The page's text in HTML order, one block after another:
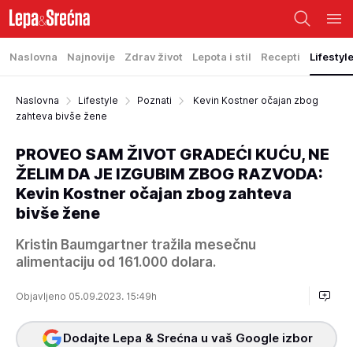
Naslovna Najnovije Zdrav život Lepota i stil Recepti Lifestyle
Naslovna Lifestyle Poznati
Kevin Kostner očajan zbog
zahteva bivše žene
PROVEO SAM ŽIVOT GRADEĆI KUĆU, NE
ŽELIM DA JE IZGUBIM ZBOG RAZVODA:
Kevin Kostner očajan zbog zahteva
bivše žene
Kristin Baumgartner tražila mesečnu
alimentaciju od 161.000 dolara.
Objavljeno 05.09.2023. 15:49h
Dodajte Lepa & Srećna u vaš Google izbor